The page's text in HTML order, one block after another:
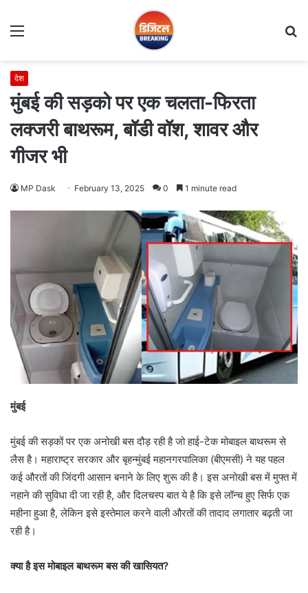
Menu
देश
मुंबई की सड़को पर एक चलता-फिरता
लक्जरी बाथरूम, बॉडी वॉश, शावर और
गीजर भी
MP Dask February 13, 2025 0 1 minute read
मुंबई
मुंबई की सड़कों पर एक अनोखी बस दौड़ रही है जो हाई-टेक मोबाइल बाथरूम से
लैस है। महाराष्ट्र सरकार और बृहन्मुंबई महानगरपालिका (बीएमसी) ने यह पहल
कई औरतों की जिंदगी आसान बनाने के लिए शुरू की है। इस अनोखी बस में मुफ्त में
नहाने की सुविधा दी जा रही है, और दिलचस्प बात ये है कि इसे लॉन्च हुए सिर्फ एक
महीना हुआ है, लेकिन इसे इस्तेमाल करने वाली औरतों की तादाद लगातार बढ़ती जा
रही है।
क्या है इस मोबाइल बाथरूम बस की खासियत?